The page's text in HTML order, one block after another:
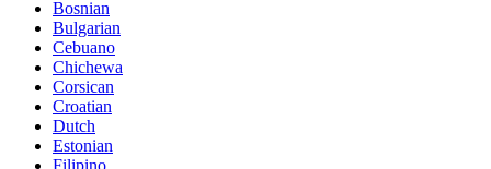
Bosnian
Bulgarian
Cebuano
Chichewa
Corsican
Croatian
Dutch
Estonian
Filipino